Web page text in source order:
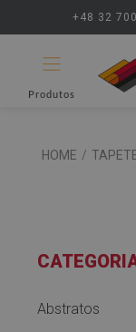
+48 32
Produtos
HOME /
Abstratos